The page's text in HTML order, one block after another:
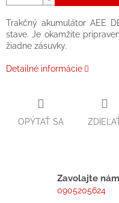
Trakčný akumulátor AEE
stave. Je okamžite
žiadne zásuvky.
Detailné informácie
OPÝTAŤ SA
Zavolajte nám
0905205624